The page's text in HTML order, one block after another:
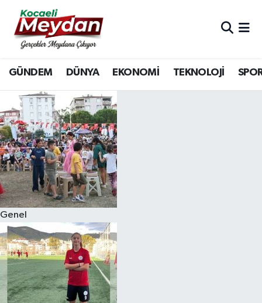
GÜNDEM DÜNYA EKONOMİ TEKNOLOJİ
Genel
Nöbetçi Eczaneler
Hava Durumu
Trafik Durumu
Süper Lig Puan Durumu ve Fikstür
Tüm Manşetler
Son Dakika Haberleri
Haber Arşivi